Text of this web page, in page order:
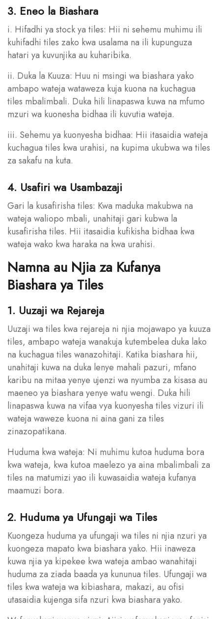
3. Eneo la Biashara
i. Hifadhi ya stock ya tiles: Hii ni sehemu muhimu ili
kuhifadhi tiles zako kwa usalama na ili kupunguza
hatari ya kuvunjika au kuharibika.
ii. Duka la Kuuza: Huu ni msingi wa biashara yako
ambapo wateja wataweza kuja kuona na kuchagua
tiles mbalimbali. Duka hili linapaswa kuwa na mfumo
mzuri wa kuonesha bidhaa ili kuvutia wateja.
iii. Sehemu ya kuonyesha bidhaa: Hii itasaidia wateja
kuchagua tiles kwa urahisi, na kupima ukubwa wa tiles
za sakafu na kuta.
4. Usafiri wa Usambazaji
Gari la kusafirisha tiles: Kwa maduka makubwa na
wateja waliopo mbali, unahitaji gari kubwa la
kusafirisha tiles. Hii itasaidia kufikisha bidhaa kwa
wateja wako kwa haraka na kwa urahisi.
Namna au Njia za Kufanya
Biashara ya Tiles
1. Uuzaji wa Rejareja
Uuzaji wa tiles kwa rejareja ni njia mojawapo ya kuuza
tiles, ambapo wateja wanakuja kutembelea duka lako
na kuchagua tiles wanazohitaji. Katika biashara hii,
unahitaji kuwa na duka lenye mahali pazuri, mfano
karibu na mitaa yenye ujenzi wa nyumba za kisasa au
maeneo ya biashara yenye watu wengi. Duka hili
linapaswa kuwa na vifaa vya kuonyesha tiles vizuri ili
wateja waweze kuona ni aina gani za tiles
zinazopatikana.
Huduma kwa wateja: Ni muhimu kutoa huduma bora
kwa wateja, kwa kutoa maelezo ya aina mbalimbali za
tiles na matumizi yao ili kuwasaidia wateja kufanya
maamuzi bora.
2. Huduma ya Ufungaji wa Tiles
Kuongeza huduma ya ufungaji wa tiles ni njia nzuri ya
kuongeza mapato kwa biashara yako. Hii inaweza
kuwa njia ya kipekee kwa wateja ambao wanahitaji
huduma za ziada baada ya kununua tiles. Ufungaji wa
tiles kwa wateja wa kibiashara, makazi, au ofisi
utasaidia kujenga sifa nzuri kwa biashara yako.